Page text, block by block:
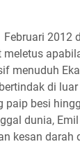
2012
menuduh
di
paip besi
dunia,
kesan darah